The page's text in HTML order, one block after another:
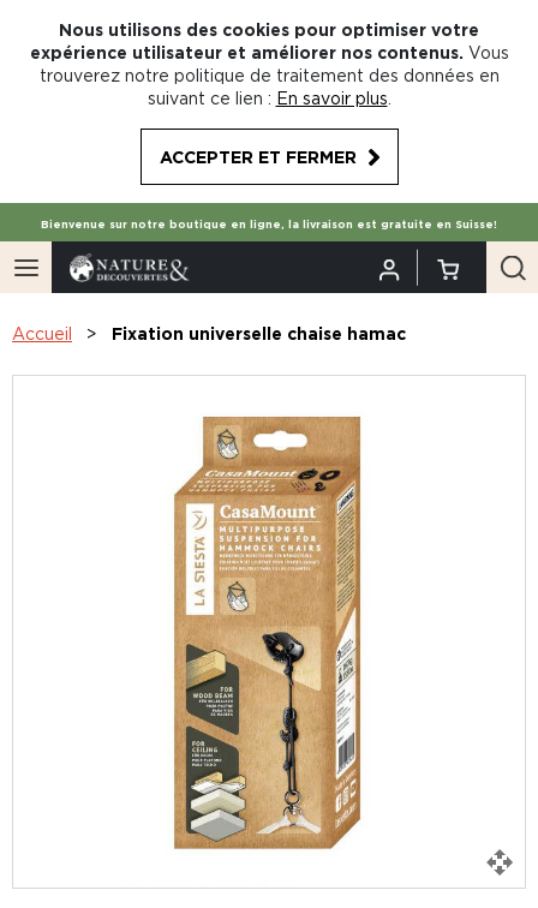
Nous utilisons des cookies pour optimiser votre
expérience utilisateur et améliorer nos contenus. Vous
trouverez notre politique de traitement des données en
suivant ce lien : En savoir plus
ACCEPTER ET FERMER
Bienvenue sur notre boutique en ligne, la livraison est gratuite en Suisse!
Accueil Fixation universelle chaise hamac